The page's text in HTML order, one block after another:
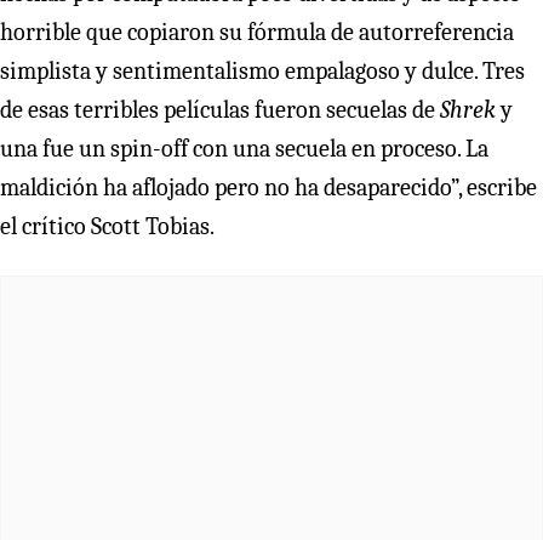
horrible que copiaron su fórmula de autorreferencia
simplista y sentimentalismo empalagoso y dulce. Tres
de esas terribles películas fueron secuelas deShreky
una fue un spin-off con una secuela en proceso. La
maldición ha aflojado pero no ha desaparecido”, escribe
el crítico Scott Tobias.